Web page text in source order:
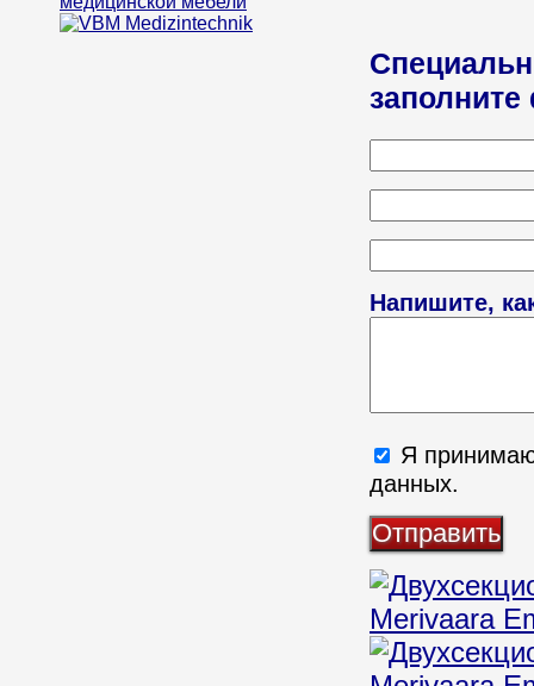
Напишите,
Я
данных.